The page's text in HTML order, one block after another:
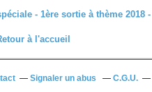
à l'accueil
Signaler un abus C.G.U.